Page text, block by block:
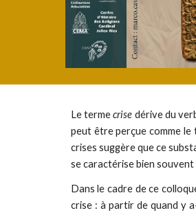
Le termecrise dérive du
peut être perçue comme le
crises suggère que ce
se caractérise bien souvent
Dans le cadre de ce
crise : à partir de quand y